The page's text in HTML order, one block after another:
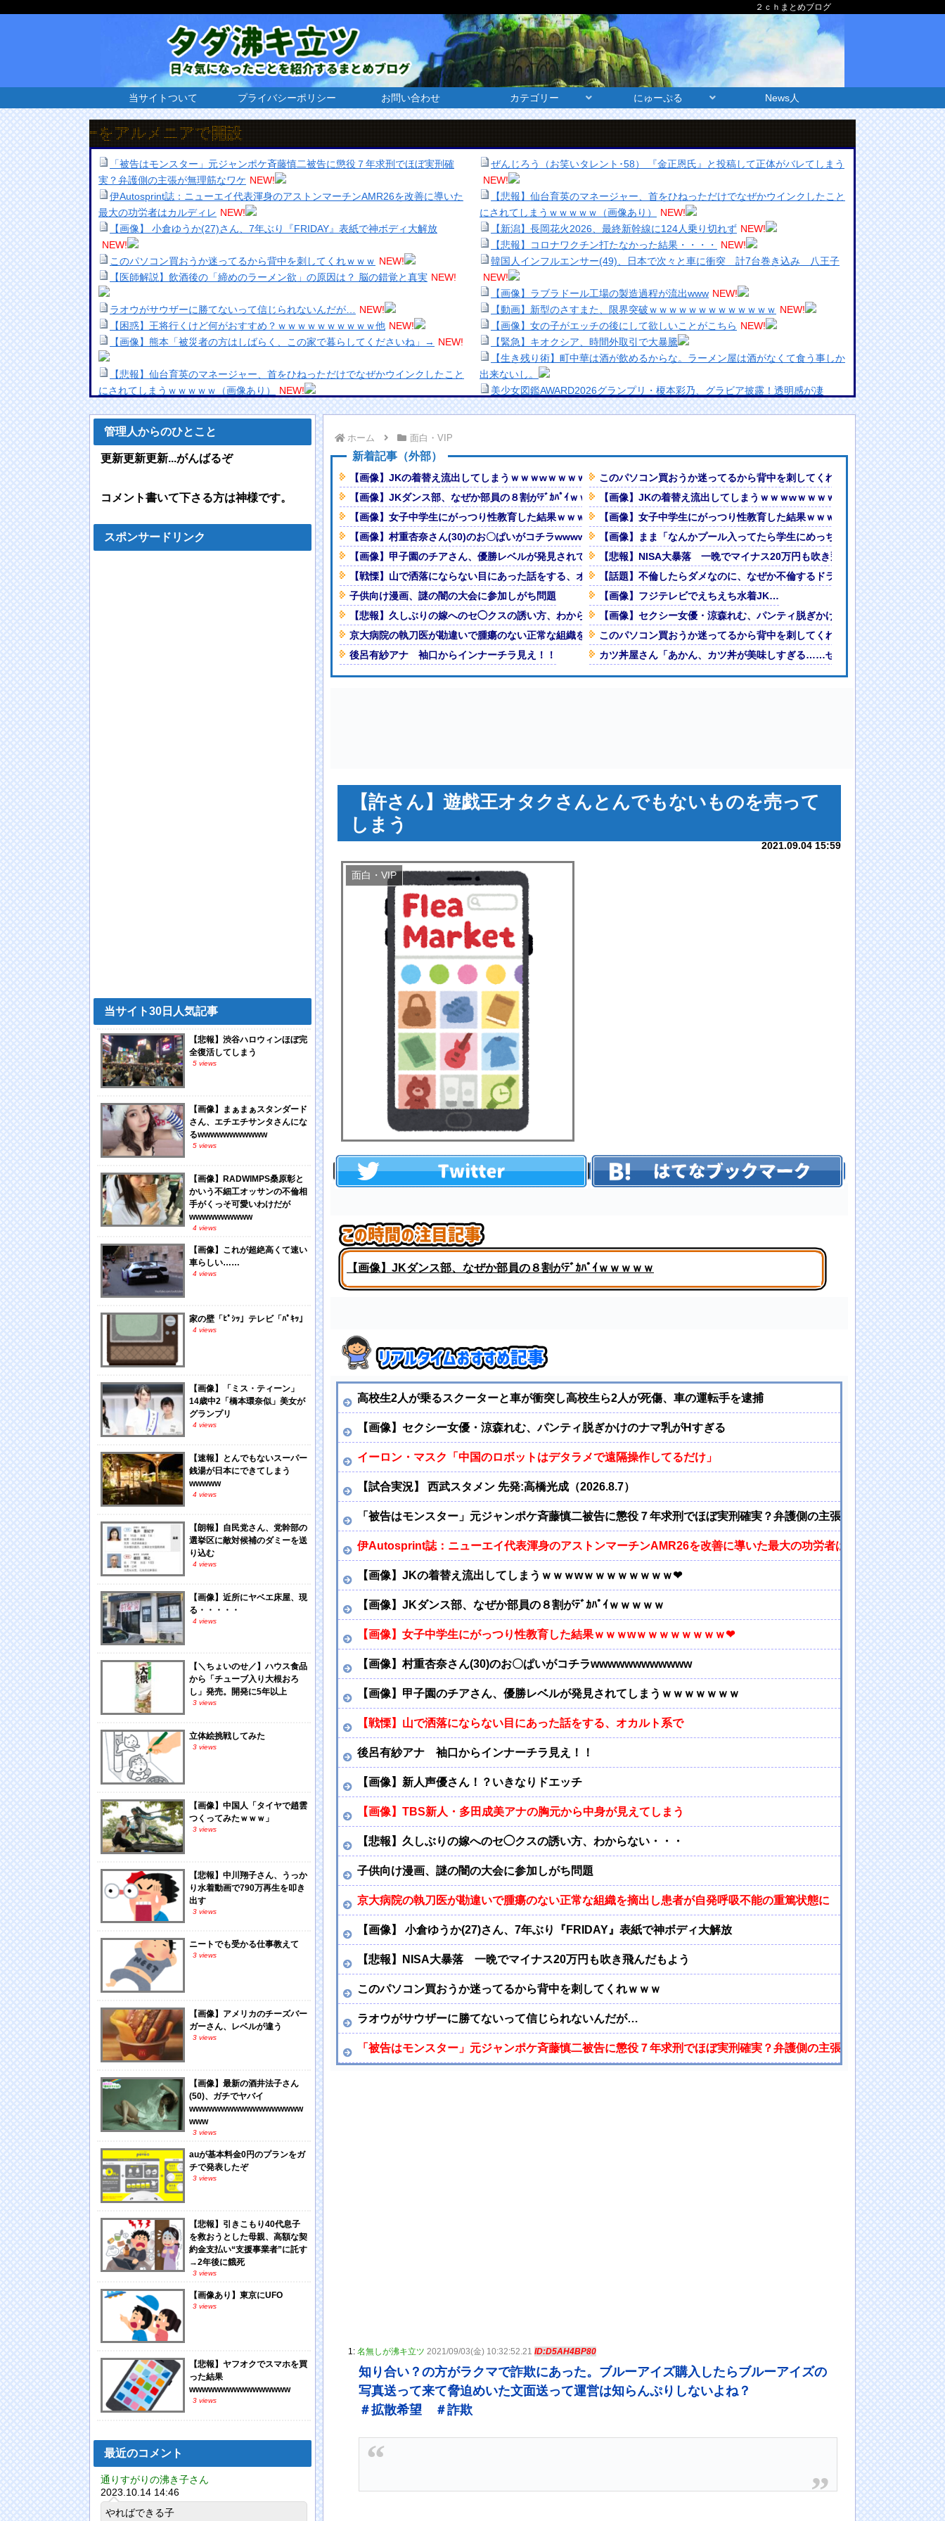
２ｃｈまとめブログ
当サイトついて プライバシーポリシー お問い合わせ カテゴリー にゅーぷる News人
をアルメニアで開設
「被告はモンスター」元ジャンポケ斉藤慎二被告に懲役７年求刑でほぼ実刑確
実？弁護側の主張が無理筋なワケ NEW!
伊Autosprint誌：ニューエイ代表渾身のアストンマーチンAMR26を改善に導いた
最大の功労者はカルディレ NEW!
【画像】 小倉ゆうか(27)さん、7年ぶり『FRIDAY』表紙で神ボディ大解放
NEW!
このパソコン買おうか迷ってるから背中を刺してくれｗｗｗ NEW!
【医師解説】飲酒後の「締めのラーメン欲」の原因は？ 脳の錯覚と真実 NEW!
ラオウがサウザーに勝てないって信じられないんだが… NEW!
【困惑】王将行くけど何がおすすめ？ｗｗｗｗｗｗｗｗｗｗ他 NEW!
【画像】熊本「被災者の方はしばらく、この家で暮らしてくださいね」→ NEW!
【悲報】仙台育英のマネージャー、首をひねっただけでなぜかウインクしたこと
にされてしまうｗｗｗｗｗ（画像あり）
NEW!
【悲報】コロナワクチン打たなかった結果・・・・
お前らこんな元ヤリマンと結婚できるか？？
NEW!
【画像】ラブラドール工場の製造過程が流出www
NEW!
【動画】走り屋が先行のスクーターに猛スピードで突っ込む事故。
NEW!
彼女「結婚したらバイク禁止ね」ワイ「なんでそれを入籍日を決めてからいう
の？」
NEW!
【画像】女の子がエッチの後にして欲しいことがこちら NEW!
主人公より弟のほうが強い漫画ってあまりないよな
NEW!
【画像】影山優佳さん、写真集未公開のセクシーショットを大解禁してしまう
【R-18】真・女神転生 Road to the Transcendence【二次創作】 第２５話
海外「日本なんて行くんじゃなかった…」 日本を知ってしまったディズニー信
【驚愕】エ口い女友達のクリ◯リスを舐めて3時間イカせまくった結果ｗｗｗｗ
ぜんじろう（お笑いタレント･58） 『金正恩氏』と投稿して正体がバレてしまう
NEW!
【悲報】仙台育英のマネージャー、首をひねっただけでなぜかウインクしたこと
にされてしまうｗｗｗｗｗ（画像あり）
NEW!
【新潟】長岡花火2026、最終新幹線に124人乗り切れず NEW!
【悲報】コロナワクチン打たなかった結果・・・・
NEW!
韓国人インフルエンサー(49)、日本で次々と車に衝突 計7台巻き込み 八王子
NEW!
【画像】ラブラドール工場の製造過程が流出www NEW!
【動画】新型のさすまた、限界突破ｗｗｗｗｗｗｗｗｗｗｗｗｗ NEW!
【画像】女の子がエッチの後にして欲しいことがこちら NEW!
【緊急】キオクシア、時間外取引で大暴騰
【生き残り術】町中華は酒が飲めるからな。ラーメン屋は酒がなくて食う事しか
出来ないし。
美少女図鑑AWARD2026グランプリ・榎本彩乃、グラビア披露！透明感が凄
の責務」「情報を取り上げることには大きな意義がある」
【画像】顔100点、体30点の女ｗｗｗ
「洋画に日本版主題歌は必要か?」論争
【悲報】職場で無能判定された人間って割とガチめに差別されるよな・・・
Powered by livedoor 相互RSS
ホーム 面白・VIP
新着記事（外部）
【画像】JKの着替え流出してしまうｗｗｗwｗｗｗｗｗｗｗｗ❤
【画像】JKダンス部、なぜか部員の８割がﾃﾞｶﾊﾟｲｗｗｗｗｗ
【画像】女子中学生にがっつり性教育した結果ｗｗｗwｗｗｗｗｗｗｗｗ❤
【画像】村重杏奈さん(30)のお〇ぱいがコチラwwwwwwwwwwww
【画像】甲子園のチアさん、優勝レベルが発見されてしまうｗｗｗｗｗｗｗ
【戦慄】山で洒落にならない目にあった話をする、オカルト系で
子供向け漫画、謎の闇の大会に参加しがち問題
【悲報】久しぶりの嫁へのセ◯クスの誘い方、わからない・・・
京大病院の執刀医が勘違いで腫瘍のない正常な組織を摘出し患者が自発呼吸不能の重篤状態に
後呂有紗アナ 袖口からインナーチラ見え！！
このパソコン買おうか迷ってるから背中を刺してくれｗｗｗ
【画像】JKの着替え流出してしまうｗｗｗwｗｗｗｗｗｗｗｗ❤
【画像】女子中学生にがっつり性教育した結果ｗｗｗwｗｗｗｗｗｗｗｗ❤
【画像】まま「なんかプール入ってたら学生にめっちゃ見られたw」
【悲報】NISA大暴落 一晩でマイナス20万円も吹き飛んだもよう
【話題】不倫したらダメなのに、なぜか不倫するドラマが流行る理由がコチ
【画像】フジテレビでえちえち水着JK…
【画像】セクシー女優・涼森れむ、パンティ脱ぎかけのナマ乳がHすぎる
このパソコン買おうか迷ってるから背中を刺してくれｗｗｗ
カツ丼屋さん「あかん、カツ丼が美味しすぎる……せや！」
【許さん】遊戯王オタクさんとんでもないものを売って
しまう
2021.09.04 15:59
面白・VIP
【画像】JKダンス部、なぜか部員の８割がﾃﾞｶﾊﾟｲｗｗｗｗｗ
高校生2人が乗るスクーターと車が衝突し高校生ら2人が死傷、車の運転手を逮捕
【画像】セクシー女優・涼森れむ、パンティ脱ぎかけのナマ乳がHすぎる
イーロン・マスク「中国のロボットはデタラメで遠隔操作してるだけ」
【試合実況】 西武スタメン 先発:高橋光成（2026.8.7）
「被告はモンスター」元ジャンポケ斉藤慎二被告に懲役７年求刑でほぼ実刑確実？弁護側の主張が無理筋なワケ
伊Autosprint誌：ニューエイ代表渾身のアストンマーチンAMR26を改善に導いた最大の功労者はカルディレ
【画像】JKの着替え流出してしまうｗｗｗwｗｗｗｗｗｗｗｗ❤
【画像】JKダンス部、なぜか部員の８割がﾃﾞｶﾊﾟｲｗｗｗｗｗ
【画像】女子中学生にがっつり性教育した結果ｗｗｗwｗｗｗｗｗｗｗｗ❤
【画像】村重杏奈さん(30)のお〇ぱいがコチラwwwwwwwwwwww
【画像】甲子園のチアさん、優勝レベルが発見されてしまうｗｗｗｗｗｗｗ
【戦慄】山で洒落にならない目にあった話をする、オカルト系で
後呂有紗アナ 袖口からインナーチラ見え！！
【画像】新人声優さん！？いきなりドエッチ
【画像】TBS新人・多田成美アナの胸元から中身が見えてしまう
【悲報】久しぶりの嫁へのセ◯クスの誘い方、わからない・・・
子供向け漫画、謎の闇の大会に参加しがち問題
京大病院の執刀医が勘違いで腫瘍のない正常な組織を摘出し患者が自発呼吸不能の重篤状態に
【画像】 小倉ゆうか(27)さん、7年ぶり『FRIDAY』表紙で神ボディ大解放
【悲報】NISA大暴落 一晩でマイナス20万円も吹き飛んだもよう
このパソコン買おうか迷ってるから背中を刺してくれｗｗｗ
ラオウがサウザーに勝てないって信じられないんだが…
「被告はモンスター」元ジャンポケ斉藤慎二被告に懲役７年求刑でほぼ実刑確実？弁護側の主張が無理筋なワケ
1: 名無しが沸キ立ツ 2021/09/03(金) 10:32:52.21 ID:D5AH4BP80
知り合い？の方がラクマで詐欺にあった。ブルーアイズ購入したらブルーアイズの
写真送って来て脅迫めいた文面送って運営は知らんぷりしないよね？
＃拡散希望 ＃詐欺
管理人からのひとこと
更新更新更新...がんばるぞ
コメント書いて下さる方は神様です。
スポンサードリンク
当サイト30日人気記事
【悲報】渋谷ハロウィンほぼ完
全復活してしまう
5 views
【画像】まぁまぁスタンダード
さん、エチエチサンタさんにな
るwwwwwwwwwww
5 views
【画像】RADWIMPS桑原彰と
かいう不細工オッサンの不倫相
手がくっそ可愛いわけだが
wwwwwwwwww
4 views
【画像】これが超絶高くて速い
車らしい……
4 views
家の壁「ﾋﾟｼｯ」テレビ「ﾊﾟｷｯ」
4 views
【画像】「ミス・ティーン」
14歳中2「橋本環奈似」美女が
グランプリ
4 views
【速報】とんでもないスーパー
銭湯が日本にできてしまう
wwwww
4 views
【朗報】自民党さん、党幹部の
選挙区に敵対候補のダミーを送
り込む
4 views
【画像】近所にヤベエ床屋、現
る・・・・・
4 views
【＼ちょいのせ／】ハウス食品
から「チューブ入り大根おろ
し」発売。開発に5年以上
3 views
立体絵挑戦してみた
3 views
【画像】中国人「タイヤで趙雲
つくってみたｗｗｗ」
3 views
【悲報】中川翔子さん、うっか
り水着動画で790万再生を叩き
出す
3 views
ニートでも受かる仕事教えて
3 views
【画像】アメリカのチーズバー
ガーさん、レベルが違う
3 views
【画像】最新の酒井法子さん
(50)、ガチでヤバイ
wwwwwwwwwwwwwwwwww
www
3 views
auが基本料金0円のプランをガ
チで発表したぞ
3 views
【悲報】引きこもり40代息子
を救おうとした母親、高額な契
約金支払い“支援事業者”に託す
→2年後に餓死
3 views
【画像あり】東京にUFO
3 views
【悲報】ヤフオクでスマホを買
った結果
wwwwwwwwwwwwwwww
3 views
最近のコメント
通りすがりの沸き子さん
2023.10.14 14:46
やればできる子